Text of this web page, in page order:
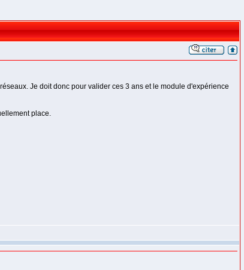
Je doit donc pour valider ces 3 ans et le module d'expérience
place.